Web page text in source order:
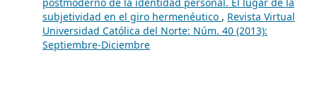
subjetividad en el giro hermenéutico , Revista Virtual
Universidad Católica del Norte: Núm. 40 (2013):
Septiembre-Diciembre